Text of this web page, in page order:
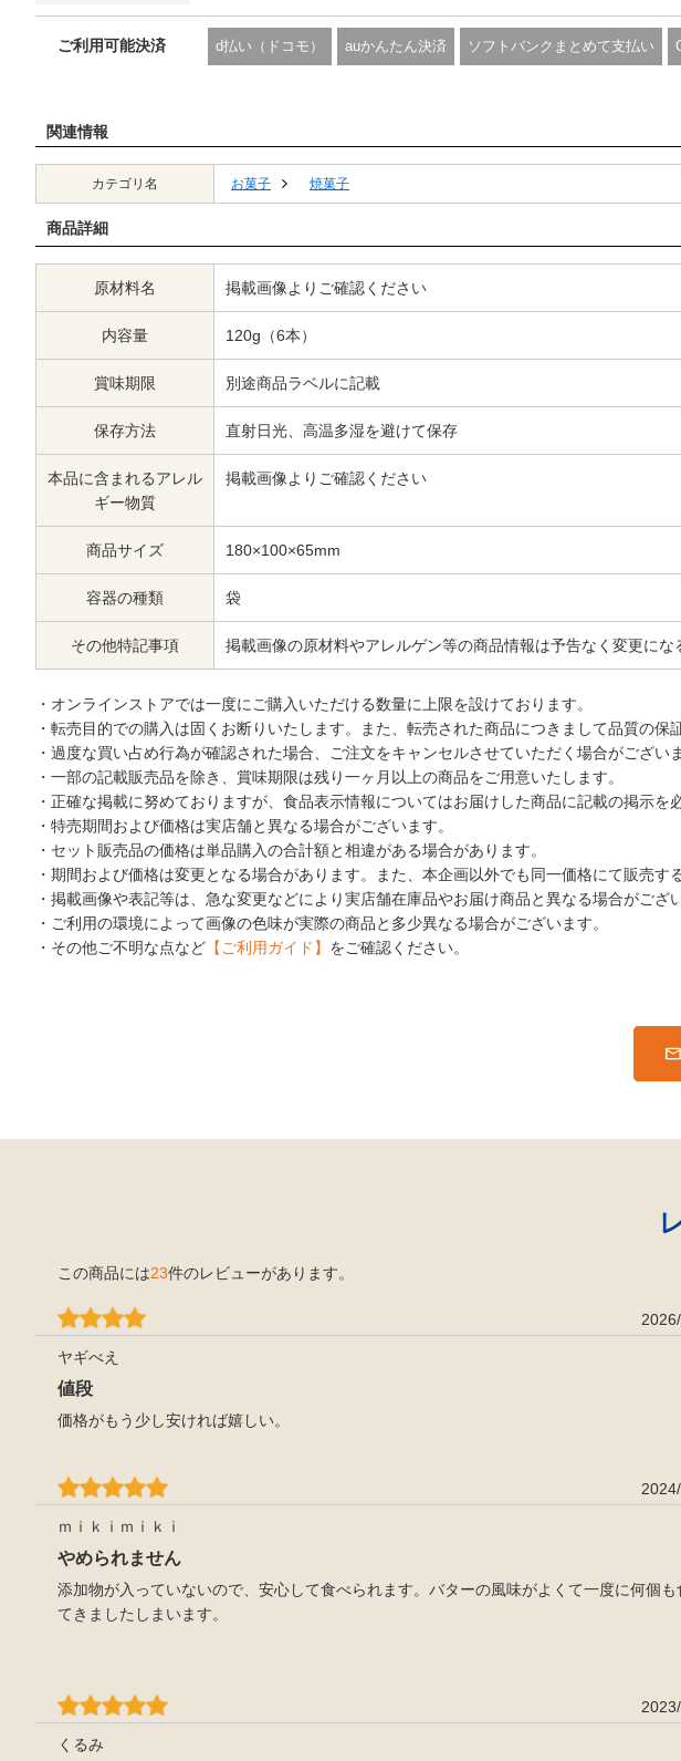
ご利用可能決済 d払い（ドコモ） auかんたん決済 ソフトバンクまとめて支払い
関連情報
カテゴリ名 お菓子 焼菓子
商品詳細
原材料名 掲載画像よりご確認ください
内容量 120g（6本）
賞味期限 別途商品ラベルに記載
保存方法 直射日光、高温多湿を避けて保存
本品に含まれるアレル
ギー物質
掲載画像よりご確認ください
商品サイズ 180×100×65mm
容器の種類 袋
その他特記事項 掲載画像の原材料やアレルゲン等の商品情報は予告なく変更に
・オンラインストアでは一度にご購入いただける数量に上限を設けております。
・転売目的での購入は固くお断りいたします。また、転売された商品につきまして品質の保
・過度な買い占め行為が確認された場合、ご注文をキャンセルさせていただく場合がございま
・一部の記載販売品を除き、賞味期限は残り一ヶ月以上の商品をご用意いたします。
・正確な掲載に努めておりますが、食品表示情報についてはお届けした商品に記載の掲示を
・特売期間および価格は実店舗と異なる場合がございます。
・セット販売品の価格は単品購入の合計額と相違がある場合があります。
・期間および価格は変更となる場合があります。また、本企画以外でも同一価格にて販売す
・掲載画像や表記等は、急な変更などにより実店舗在庫品やお届け商品と異なる場合がござ
・ご利用の環境によって画像の色味が実際の商品と多少異なる場合がございます。
・その他ご不明な点など 【ご利用ガイド】 をご確認ください。
この商品には23件のレビューがあります。
ヤギべえ
値段
価格がもう少し安ければ嬉しい。
ｍｉｋｉｍｉｋｉ
やめられません
添加物が入っていないので、安心して食べられます。バターの風味がよくて一度に何個も
てきましたしまいます。
くるみ